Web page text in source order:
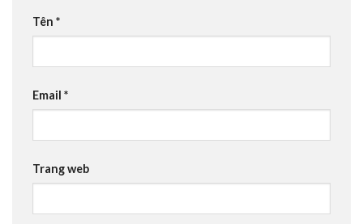
Tên *
Email *
Trang web